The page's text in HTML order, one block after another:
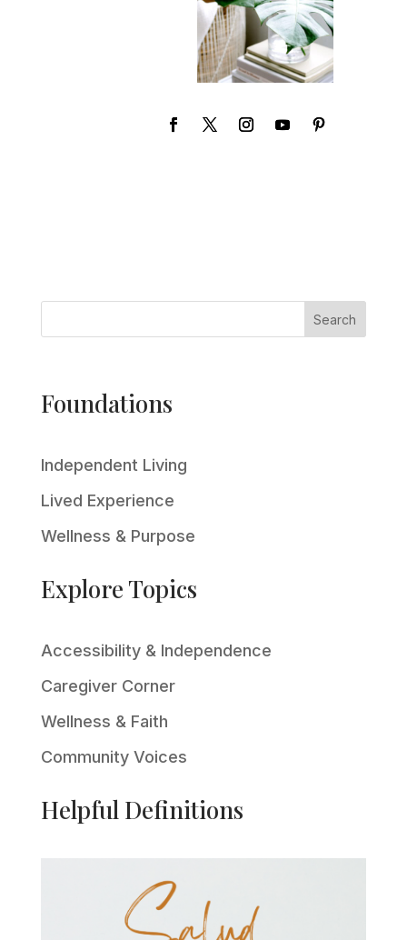
Search
Foundations
Independent Living
Lived Experience
Wellness & Purpose
Explore Topics
Accessibility & Independence
Caregiver Corner
Wellness & Faith
Community Voices
Helpful Definitions